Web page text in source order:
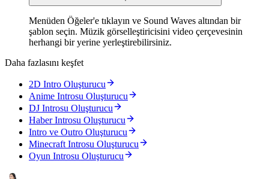
Menüden Öğeler'e tıklayın ve Sound Waves altından bir
şablon seçin. Müzik görselleştiricisini video çerçevesinin
herhangi bir yerine yerleştirebilirsiniz.
Daha fazlasını keşfet
2D Intro Oluşturucu
Anime Introsu Oluşturucu
DJ Introsu Oluşturucu
Haber Introsu Oluşturucu
Intro ve Outro Oluşturucu
Minecraft Introsu Oluşturucu
Oyun Introsu Oluşturucu